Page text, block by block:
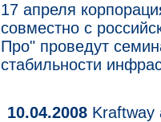
17 апреля
совместно с
Про" проведут
стабильности
10.04.2008 Kraftway